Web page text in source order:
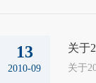
13
2010-09
关于